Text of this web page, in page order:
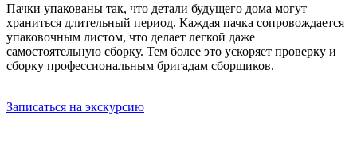
Пачки упакованы так, что детали будущего дома могут
храниться длительный период. Каждая пачка сопровождается
упаковочным листом, что делает легкой даже
самостоятельную сборку. Тем более это ускоряет проверку и
сборку профессиональным бригадам сборщиков.
Записаться на экскурсию